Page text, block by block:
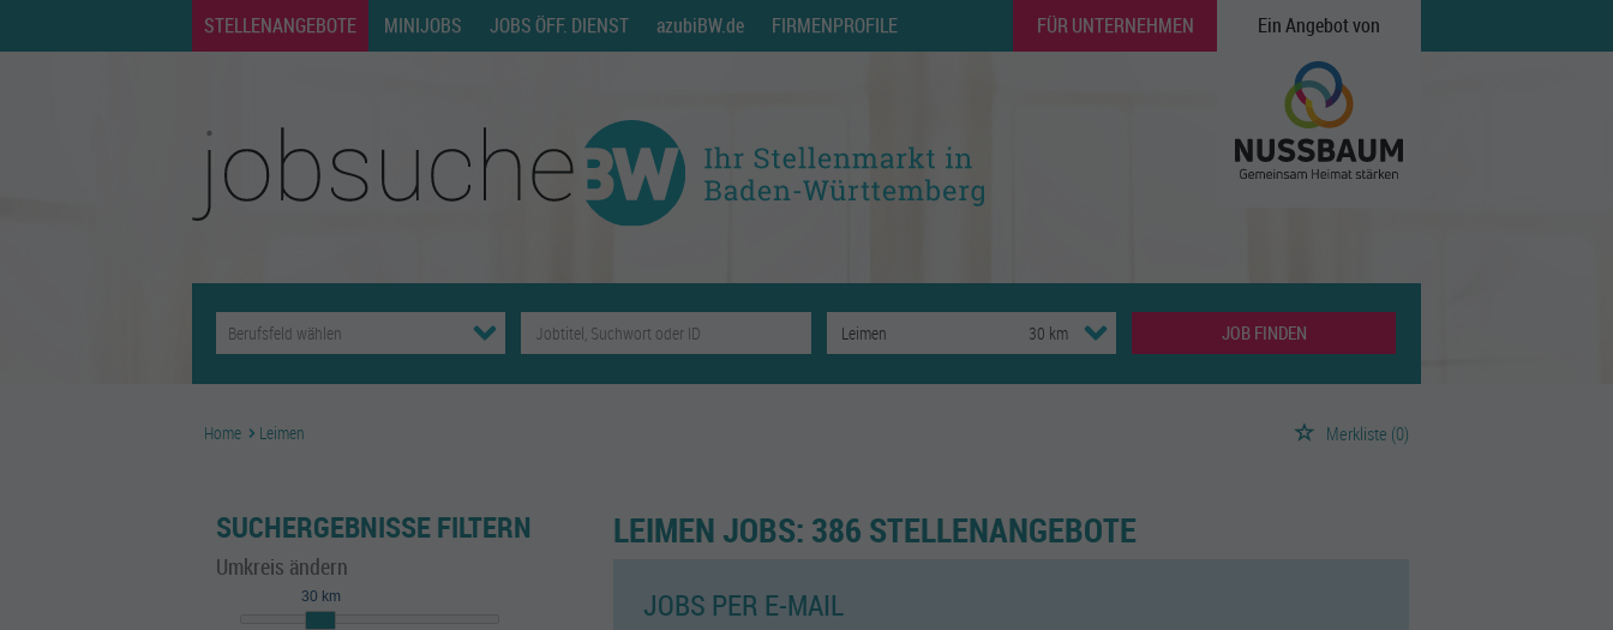
STELLENANGEBOTE MINIJOBS JOBS ÖFF. DIENST azubiBW.de FIRMENPROFILE FÜR UNTERNEHMEN Ein Angebot von
JOB FINDEN
Home Leimen Merkliste (0)
SUCHERGEBNISSE FILTERN
Umkreis ändern
30 km
LEIMEN JOBS: 386 STELLENANGEBOTE
JOBS PER E-MAIL